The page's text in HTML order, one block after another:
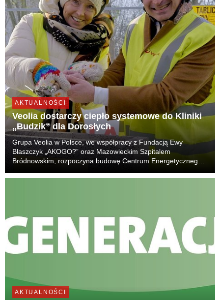
AKTUALNOŚCI
Veolia dostarczy ciepło systemowe do Kliniki
„Budzik” dla Dorosłych
Grupa Veolia w Polsce, we współpracy z Fundacją Ewy
Błaszczyk „AKOGO?” oraz Mazowieckim Szpitalem
Bródnowskim, rozpoczyna budowę Centrum Energetycznego,
bezpieczne dostawy m.in. do Kliniki „Budzik” dla Dorosłych. To
AKTUALNOŚCI